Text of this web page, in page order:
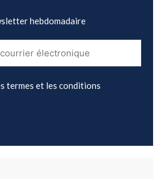
hebdomadaire
termes et les conditions